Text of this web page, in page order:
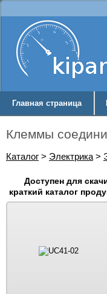
Главная страница
Клеммы
Каталог > Электрика >
Доступен для
краткий каталог